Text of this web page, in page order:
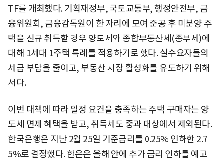
TF를 개최했다. 기획재정부, 국토교통부, 행정안전부, 금
융위원회, 금융감독원이 한 자리에 모여 준공 후 미분양 주
택을 신규 취득할 경우 양도세와 종합부동산세(종부세)에
대해 1세대 1주택 특례를 적용하기로 했다. 실수요자들의
세금 부담을 줄이고, 부동산 시장 활성화를 유도하기 위해
서다.
이번 대책에 따라 일정 요건을 충족하는 주택 구매자는 양
도세 면제 혜택을 받고, 취득세도 중과 대상에서 제외된다.
한국은행은 지난 2월 25일 기준금리를 0.25% 인하한 2.7
5%로 결정했다. 한은은 올해 안에 추가 금리 인하를 예고